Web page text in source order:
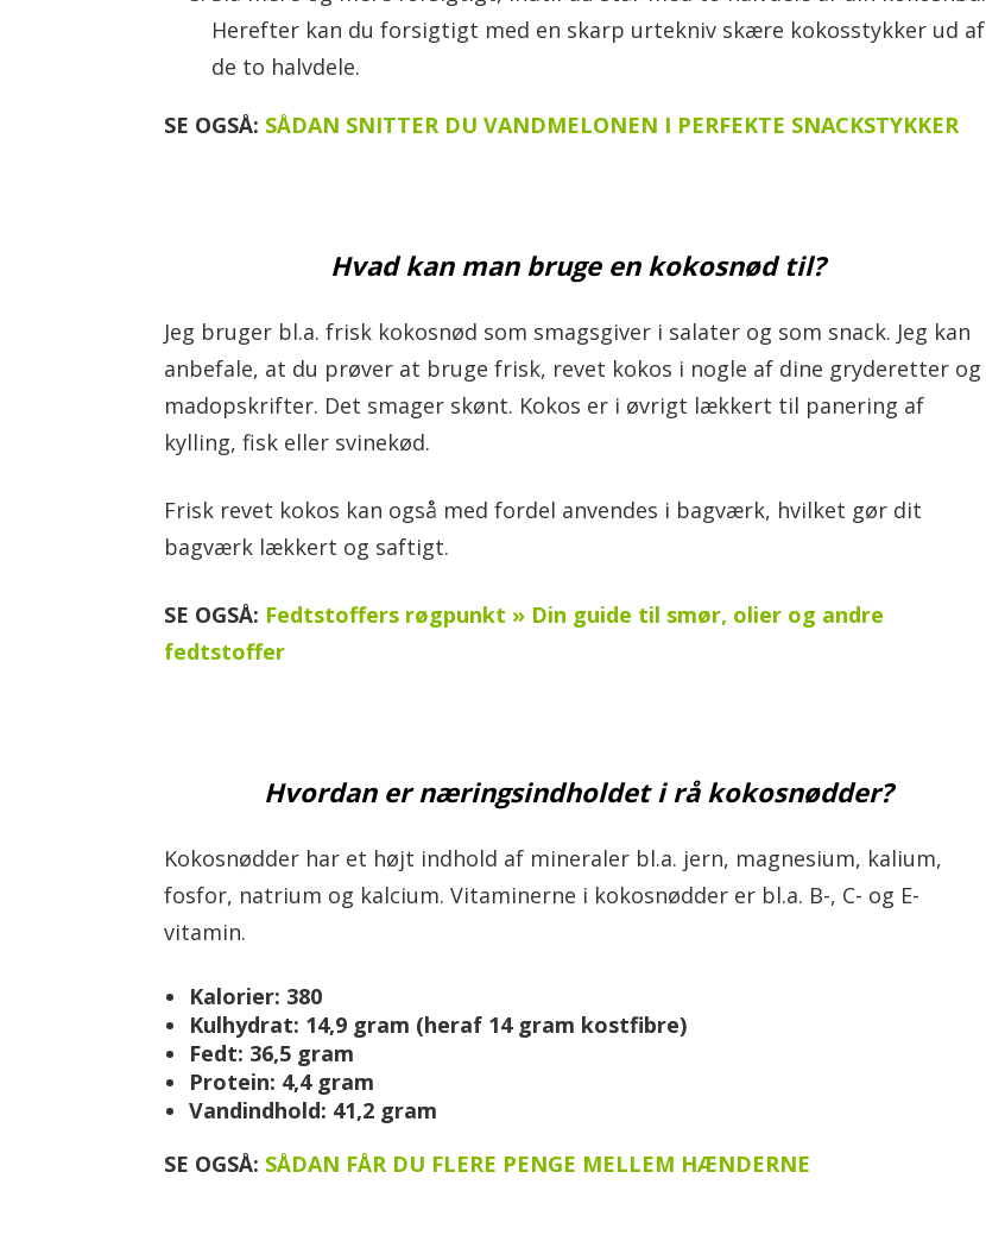
Herefter kan du forsigtigt med en skarp urtekniv skære kokosstykker ud af
de to halvdele.
SE OGSÅ: SÅDAN SNITTER DU VANDMELONEN I PERFEKTE SNACKSTYKKER
Hvad kan man bruge en kokosnød til?
Jeg bruger bl.a. frisk kokosnød som smagsgiver i salater og som snack. Jeg kan
anbefale, at du prøver at bruge frisk, revet kokos i nogle af dine gryderetter og
madopskrifter. Det smager skønt. Kokos er i øvrigt lækkert til panering af
kylling, fisk eller svinekød.
Frisk revet kokos kan også med fordel anvendes i bagværk, hvilket gør dit
bagværk lækkert og saftigt.
SE OGSÅ: Fedtstoffers røgpunkt » Din guide til smør, olier og andre
fedtstoffer
Hvordan er næringsindholdet i rå kokosnødder?
Kokosnødder har et højt indhold af mineraler bl.a. jern, magnesium, kalium,
fosfor, natrium og kalcium. Vitaminerne i kokosnødder er bl.a. B-, C- og E-
vitamin.
Kalorier: 380
Kulhydrat: 14,9 gram (heraf 14 gram kostfibre)
Fedt: 36,5 gram
Protein: 4,4 gram
Vandindhold: 41,2 gram
SE OGSÅ: SÅDAN FÅR DU FLERE PENGE MELLEM HÆNDERNE